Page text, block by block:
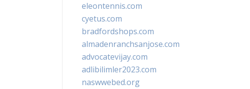
eleontennis.com
cyetus.com
bradfordshops.com
almadenranchsanjose.com
advocatevijay.com
adlibilimler2023.com
naswwebed.org